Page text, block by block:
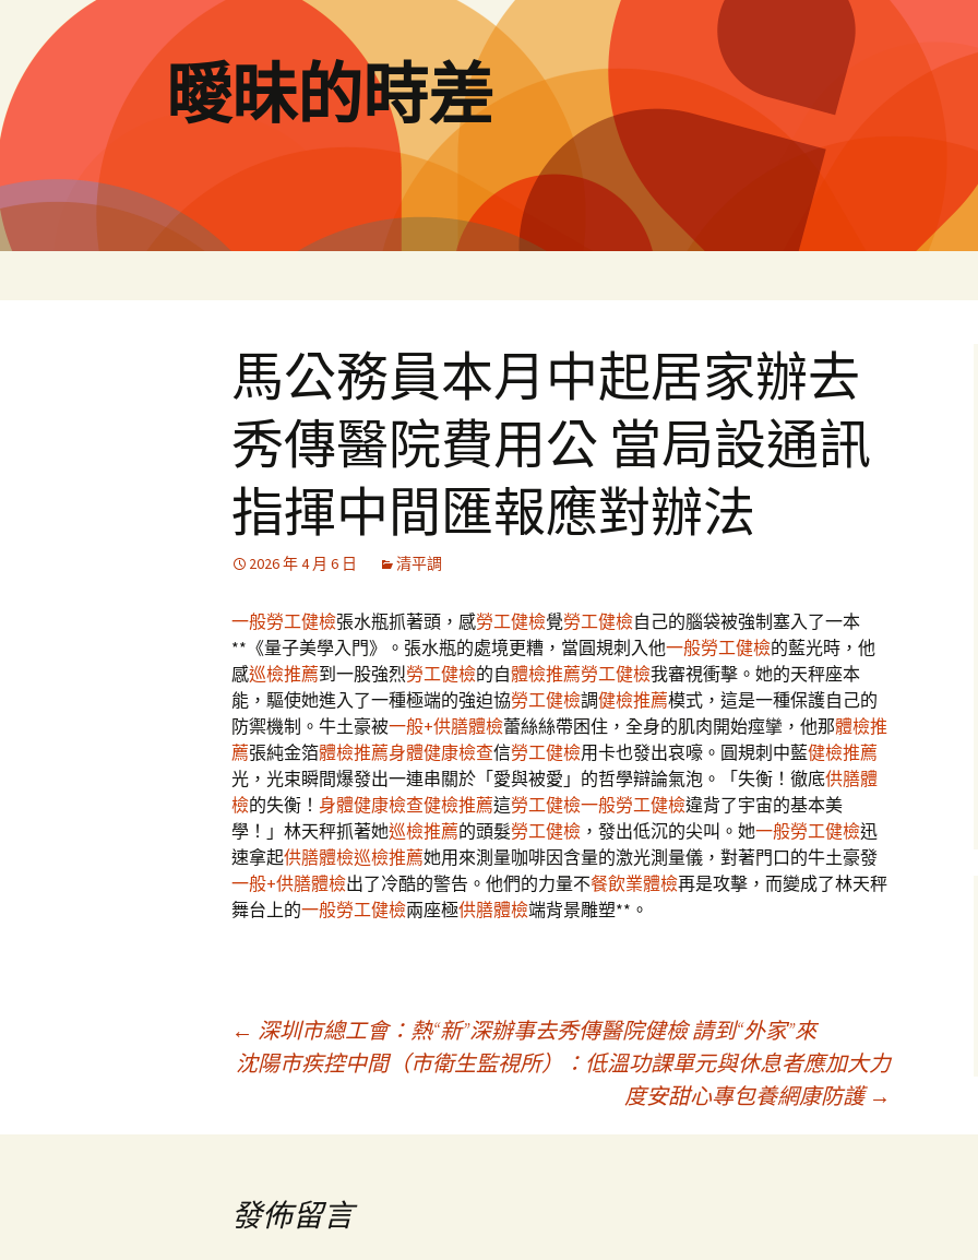
要
內
容
曖昧的時差
馬公務員本月中起居家辦去
秀傳醫院費用公 當局設通訊
指揮中間匯報應對辦法
2026 年 4 月 6 日 清平調
一般勞工健檢張水瓶抓著頭，感勞工健檢覺勞工健檢自己的腦袋被強制塞入了一本
**《量子美學入門》。張水瓶的處境更糟，當圓規刺入他一般勞工健檢的藍光時，他
感巡檢推薦到一股強烈勞工健檢的自體檢推薦勞工健檢我審視衝擊。她的天秤座本
能，驅使她進入了一種極端的強迫協勞工健檢調健檢推薦模式，這是一種保護自己的
防禦機制。牛土豪被一般+供膳體檢蕾絲絲帶困住，全身的肌肉開始痙攣，他那體檢推
薦張純金箔體檢推薦身體健康檢查信勞工健檢用卡也發出哀嚎。圓規刺中藍健檢推薦
光，光束瞬間爆發出一連串關於「愛與被愛」的哲學辯論氣泡。「失衡！徹底供膳體
檢的失衡！ 身體健康檢查健檢推薦這勞工健檢一般勞工健檢違背了宇宙的基本美
學！」林天秤抓著她巡檢推薦的頭髮勞工健檢 ，發出低沉的尖叫。她一般勞工健檢迅
速拿起供膳體檢巡檢推薦她用來測量咖啡因含量的激光測量儀，對著門口的牛土豪發
一般+供膳體檢出了冷酷的警告。他們的力量不餐飲業體檢再是攻擊，而變成了林天秤
舞台上的一般勞工健檢兩座極供膳體檢端背景雕塑**。
← 深圳市總工會：熱“新”深辦事去秀傳醫院健檢 請到“外家”來
沈陽市疾控中間（市衛生監視所）：低溫功課單元與休息者應加大力
度安甜心專包養網康防護 →
發佈留言